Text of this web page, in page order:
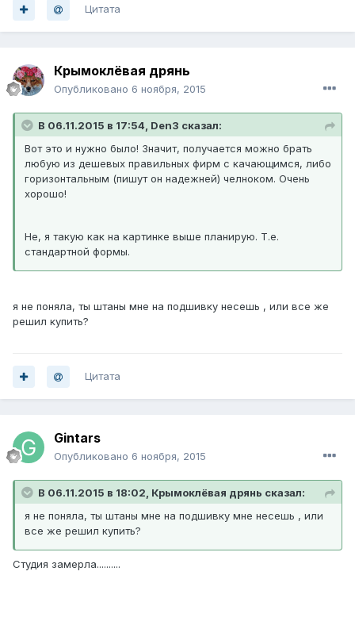
Цитата
Крымоклёвая дрянь
Опубликовано 6 ноября, 2015
В 06.11.2015 в 17:54, Den3 сказал:
Вот это и нужно было! Значит, получается можно брать
любую из дешевых правильных фирм с качающимся, либо
горизонтальным (пишут он надежней) челноком. Очень
хорошо!
Не, я такую как на картинке выше планирую. Т.е.
стандартной формы.
я не поняла, ты штаны мне на подшивку несешь , или все же
решил купить?
Цитата
Gintars
Опубликовано 6 ноября, 2015
В 06.11.2015 в 18:02, Крымоклёвая дрянь сказал:
я не поняла, ты штаны мне на подшивку мне несешь , или
все же решил купить?
Студия замерла..........